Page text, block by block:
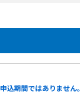
申込期間ではありません。